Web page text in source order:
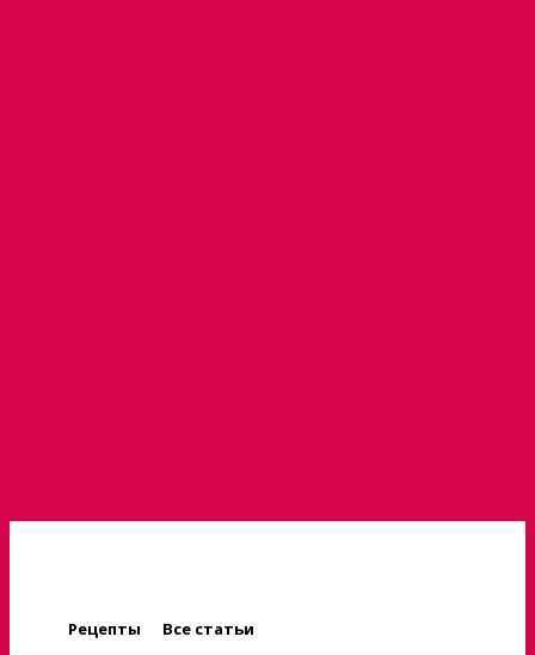
Рецепты Все статьи